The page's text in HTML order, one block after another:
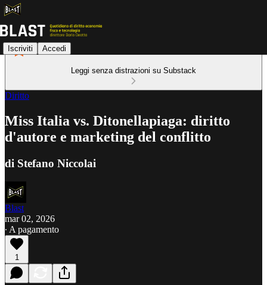
Iscriviti Accedi
Leggi senza distrazioni su Substack
Diritto
Miss Italia vs. Ditonellapiaga: diritto
d'autore e marketing del conflitto
di Stefano Niccolai
Blast
mar 02, 2026
∙ A pagamento
1